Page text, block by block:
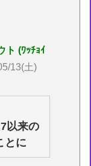
ト (ﾜｯﾁｮｲ
13(土)
以来の
とに